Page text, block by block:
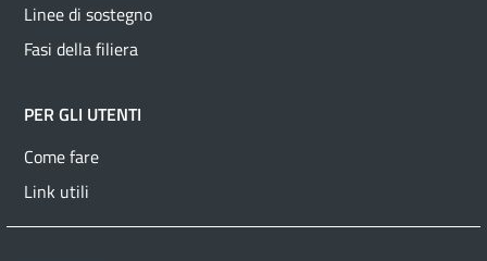
Linee di sostegno
Fasi della filiera
PER GLI UTENTI
Come fare
Link utili